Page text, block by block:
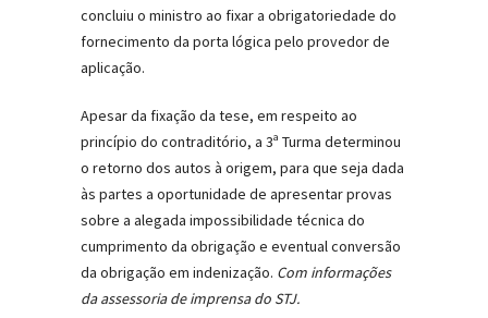
concluiu o ministro ao fixar a obrigatoriedade do
fornecimento da porta lógica pelo provedor de
aplicação.
Apesar da fixação da tese, em respeito ao
princípio do contraditório, a 3ª Turma determinou
o retorno dos autos à origem, para que seja dada
às partes a oportunidade de apresentar provas
sobre a alegada impossibilidade técnica do
cumprimento da obrigação e eventual conversão
da obrigação em indenização. Com informações
da assessoria de imprensa do STJ.